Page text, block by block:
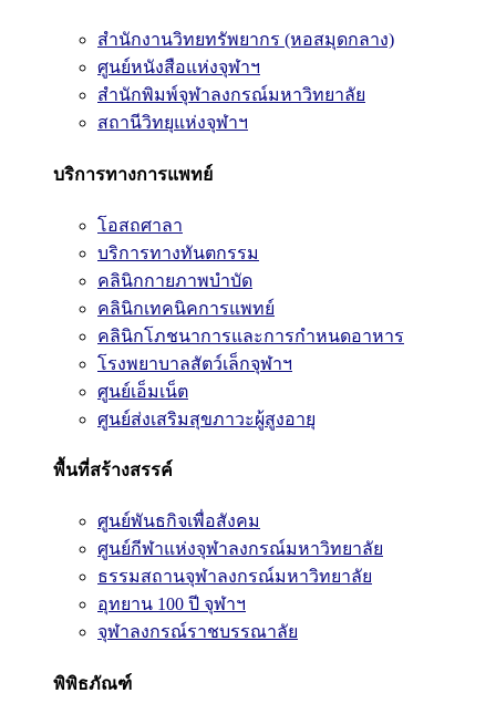
สำนักงานวิทยทรัพยากร (หอสมุดกลาง)
ศูนย์หนังสือแห่งจุฬาฯ
สำนักพิมพ์จุฬาลงกรณ์มหาวิทยาลัย
สถานีวิทยุแห่งจุฬาฯ
บริการทางการแพทย์
โอสถศาลา
บริการทางทันตกรรม
คลินิกกายภาพบำบัด
คลินิกเทคนิคการแพทย์
คลินิกโภชนาการและการกำหนดอาหาร
โรงพยาบาลสัตว์เล็กจุฬาฯ
ศูนย์เอ็มเน็ต
ศูนย์ส่งเสริมสุขภาวะผู้สูงอายุ
พื้นที่สร้างสรรค์
ศูนย์พันธกิจเพื่อสังคม
ศูนย์กีฬาแห่งจุฬาลงกรณ์มหาวิทยาลัย
ธรรมสถานจุฬาลงกรณ์มหาวิทยาลัย
อุทยาน 100 ปี จุฬาฯ
จุฬาลงกรณ์ราชบรรณาลัย
พิพิธภัณฑ์